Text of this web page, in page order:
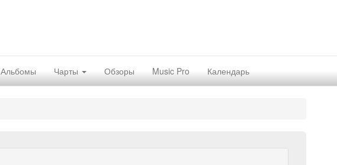
Альбомы Чарты Обзоры Music Pro Календарь